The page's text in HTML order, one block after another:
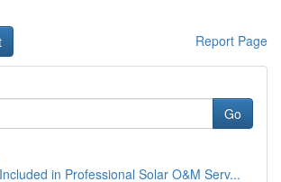
Report Page
Go
in Professional Solar O&M Serv...